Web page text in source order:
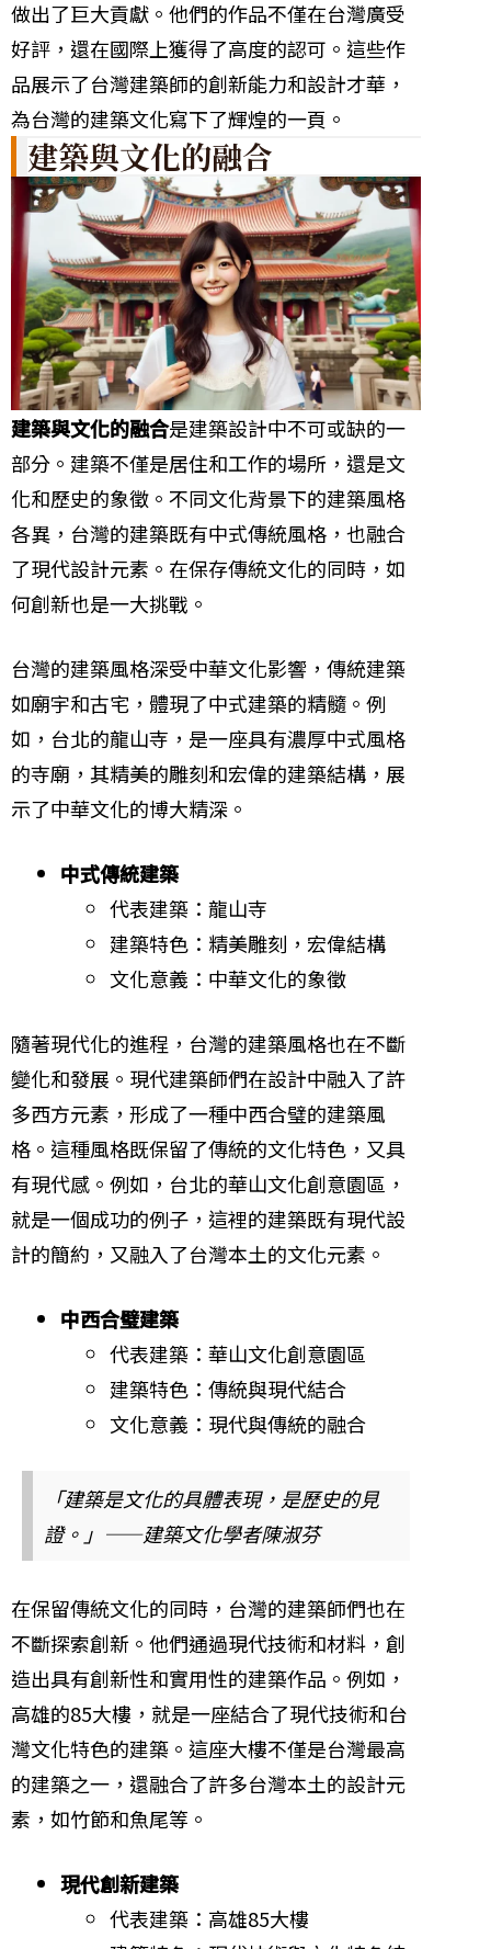
做出了巨大貢獻。他們的作品不僅在台灣廣受
好評，還在國際上獲得了高度的認可。這些作
品展示了台灣建築師的創新能力和設計才華，
為台灣的建築文化寫下了輝煌的一頁。
建築與文化的融合
建築與文化的融合是建築設計中不可或缺的一
部分。建築不僅是居住和工作的場所，還是文
化和歷史的象徵。不同文化背景下的建築風格
各異，台灣的建築既有中式傳統風格，也融合
了現代設計元素。在保存傳統文化的同時，如
何創新也是一大挑戰。
台灣的建築風格深受中華文化影響，傳統建築
如廟宇和古宅，體現了中式建築的精髓。例
如，台北的龍山寺，是一座具有濃厚中式風格
的寺廟，其精美的雕刻和宏偉的建築結構，展
示了中華文化的博大精深。
中式傳統建築
代表建築：龍山寺
建築特色：精美雕刻，宏偉結構
文化意義：中華文化的象徵
隨著現代化的進程，台灣的建築風格也在不斷
變化和發展。現代建築師們在設計中融入了許
多西方元素，形成了一種中西合璧的建築風
格。這種風格既保留了傳統的文化特色，又具
有現代感。例如，台北的華山文化創意園區，
就是一個成功的例子，這裡的建築既有現代設
計的簡約，又融入了台灣本土的文化元素。
中西合璧建築
代表建築：華山文化創意園區
建築特色：傳統與現代結合
文化意義：現代與傳統的融合
「建築是文化的具體表現，是歷史的見
證。」——建築文化學者陳淑芬
在保留傳統文化的同時，台灣的建築師們也在
不斷探索創新。他們通過現代技術和材料，創
造出具有創新性和實用性的建築作品。例如，
高雄的85大樓，就是一座結合了現代技術和台
灣文化特色的建築。這座大樓不僅是台灣最高
的建築之一，還融合了許多台灣本土的設計元
素，如竹節和魚尾等。
現代創新建築
代表建築：高雄85大樓